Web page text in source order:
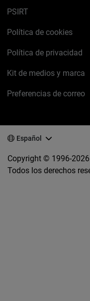
PSIRT
Política de cookies
Política de privacidad
Kit de medios y marca
Preferencias de correo
Español
Copyright © 1996-
Todos los derechos